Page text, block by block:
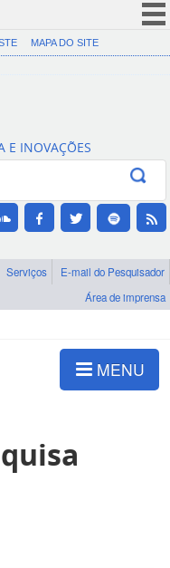
CORONAVÍRUS (COVID-19)
Canais
MAPA DO SITE
E INOVAÇÕES
Serviços
E-mail do Pesquisador
Área de imprensa
MENU